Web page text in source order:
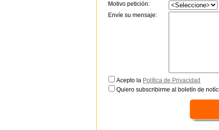
Motivo petición:
Envíe su mensaje:
Acepto la Política de Privacidad
Quiero subscribirme al boletín de